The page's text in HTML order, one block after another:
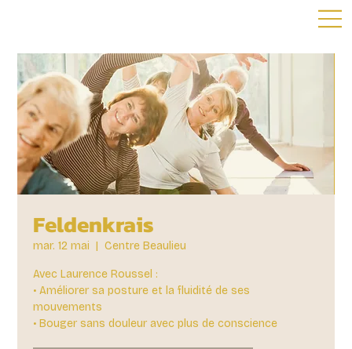
Feldenkrais
mar. 12 mai
  |
Centre Beaulieu
Avec Laurence Roussel :
• Améliorer sa posture et la fluidité de ses
mouvements
• Bouger sans douleur avec plus de conscience